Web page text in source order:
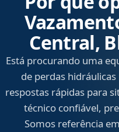
Central,
Está procurando uma
de perdas
respostas rápidas para
técnico confiável,
Somos referência